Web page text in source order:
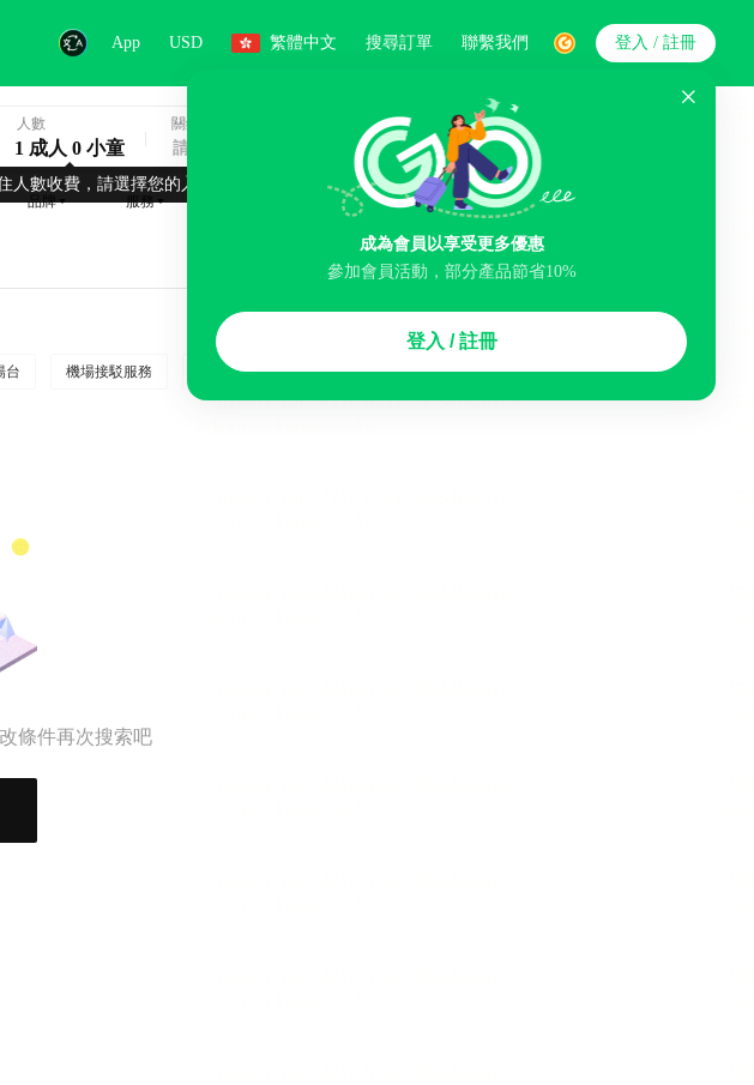
App USD 繁體中文 搜尋訂單 聯繫我們
成為會員以享受更多優惠
參加會員活動，部分產品節省10%
登入 / 註冊
登入 / 註冊
人數收費，請選擇您的入住人數
人數
1 成人 0 小童
關鍵字
搜索
品牌 服務
台 機場接駁服務 吸煙區 免費取消 民宿 泊車場
條件再次搜索吧